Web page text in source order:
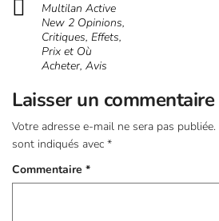
Multilan Active
New 2 Opinions,
Critiques, Effets,
Prix et Où
Acheter, Avis
Laisser un commentaire
Votre adresse e-mail ne sera pas publiée.
sont indiqués avec *
Commentaire *